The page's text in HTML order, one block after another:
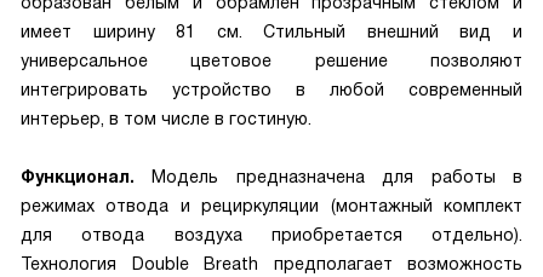
имеет ширину 81 см. Стильный внешний вид и
универсальное цветовое решение позволяют
интегрировать устройство в любой современный
интерьер, в том числе в гостиную.
Функционал. Модель предназначена для работы в
режимах отвода и рециркуляции (монтажный комплект
для отвода воздуха приобретается отдельно).
Технология Double Breath предполагает возможность